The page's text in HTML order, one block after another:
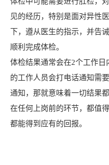
见的经历，特别是面对异性
下，遵从医生的指示，并告
顺利完成体检。
体检结果通常会在2个工作日
的工作人员会打电话通知需
通知，那就意味着一切结果都
在任何上岗前的环节，都值
都能得到应有的回报。